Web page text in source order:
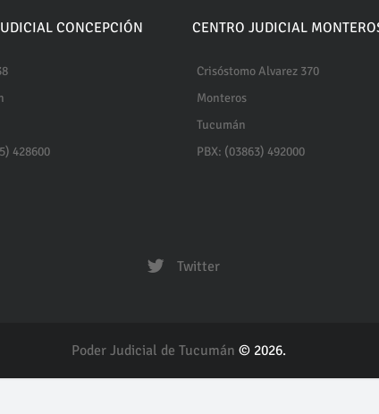
CONCEPCIÓN
428600
CENTRO JUDICIAL
Crisóstomo Alvarez 370
Monteros
Tucumán
PBX: (03863) 492000
Twitter
Poder Judicial de Tucumán © 2026.